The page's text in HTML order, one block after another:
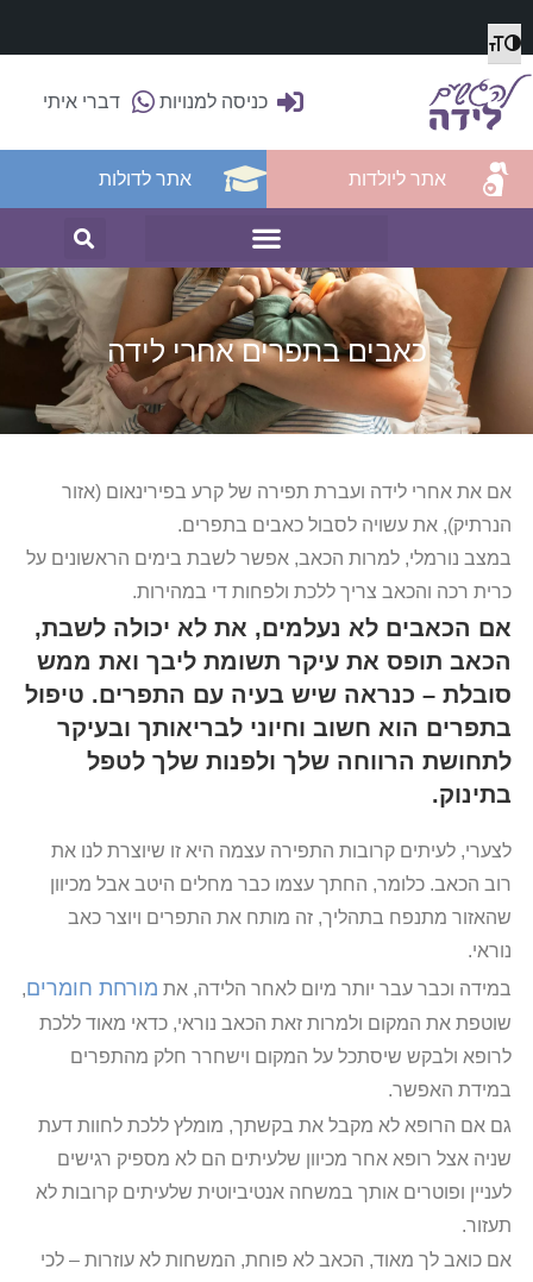
הפעל/כבה ניגודיות גבוהה
מתג גודל גופן
כניסה למנויות דברי איתי
אתר ליולדות אתר לדולות
כאבים בתפרים אחרי לידה
אם את אחרי לידה ועברת תפירה של קרע בפירינאום (אזור
הנרתיק), את עשויה לסבול כאבים בתפרים.
במצב נורמלי, למרות הכאב, אפשר לשבת בימים הראשונים על
כרית רכה והכאב צריך ללכת ולפחות די במהירות.
אם הכאבים לא נעלמים, את לא יכולה לשבת,
הכאב תופס את עיקר תשומת ליבך ואת ממש
סובלת – כנראה שיש בעיה עם התפרים. טיפול
בתפרים הוא חשוב וחיוני לבריאותך ובעיקר
לתחושת הרווחה שלך ולפנות שלך לטפל
בתינוק.
לצערי, לעיתים קרובות התפירה עצמה היא זו שיוצרת לנו את
רוב הכאב. כלומר, החתך עצמו כבר מחלים היטב אבל מכיוון
שהאזור מתנפח בתהליך, זה מותח את התפרים ויוצר כאב
נוראי.
במידה וכבר עבר יותר מיום לאחר הלידה, את מורחת חומרים,
שוטפת את המקום ולמרות זאת הכאב נוראי, כדאי מאוד ללכת
לרופא ולבקש שיסתכל על המקום וישחרר חלק מהתפרים
במידת האפשר.
גם אם הרופא לא מקבל את בקשתך, מומלץ ללכת לחוות דעת
שניה אצל רופא אחר מכיוון שלעיתים הם לא מספיק רגישים
לעניין ופוטרים אותך במשחה אנטיביוטית שלעיתים קרובות לא
תעזור.
אם כואב לך מאוד, הכאב לא פוחת, המשחות לא עוזרות – לכי